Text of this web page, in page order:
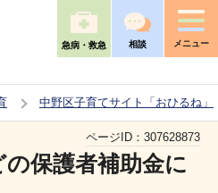
急病・救急 相談 メニュー
中野区子育てサイト「おひるね」
保護者補助金に
ページID： 307628873